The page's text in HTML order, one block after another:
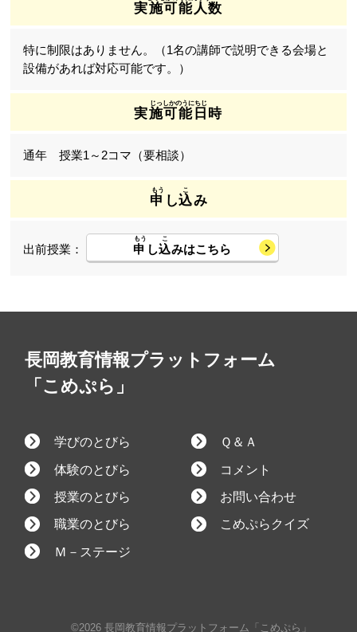
実施可能人数
特に制限はありません。（1名の講師で説明できる会場と
設備があれば対応可能です。）
実施可能日時
通年 授業1～2コマ（要相談）
申 し込み
申 し込みはこちら
長岡教育情報プラットフォーム
「こめぷら」
学びのとびら
体験のとびら
授業のとびら
職業のとびら
Ｍ－ステージ
Ｑ＆Ａ
コメント
お問い合わせ
こめぷらクイズ
©2026 長岡教育情報プラットフォーム「こめぷら」